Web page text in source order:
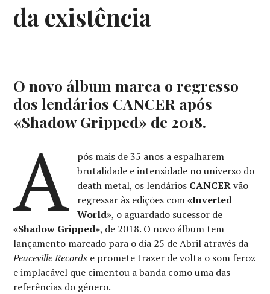
da existência
O novo álbum marca o regresso
dos lendários CANCER após
«Shadow Gripped» de 2018.
A
pós mais de 35 anos a espalharem
brutalidade e intensidade no universo do
death metal, os lendários CANCERvão
regressar às edições com«Inverted
World», o aguardado sucessor de
«Shadow Gripped», de 2018. O novo álbum tem
lançamento marcado para o dia 25 de Abril através da
Peaceville Records e promete trazer de volta o som feroz
e implacável que cimentou a banda como uma das
referências do género.